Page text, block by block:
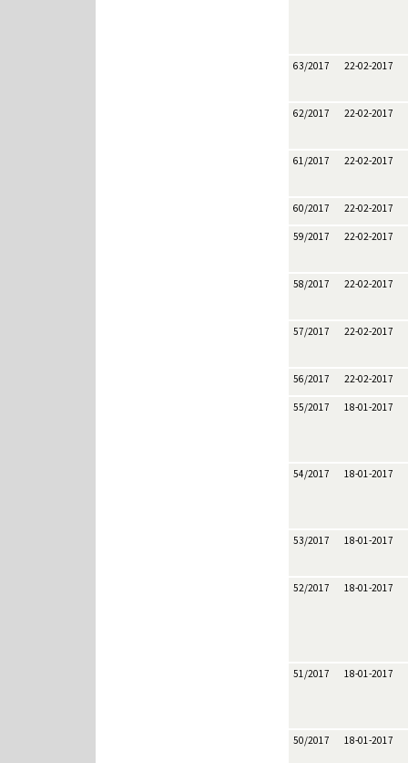
63/2017 22-02-2017
62/2017 22-02-2017
61/2017 22-02-2017
60/2017 22-02-2017
59/2017 22-02-2017
58/2017 22-02-2017
57/2017 22-02-2017
56/2017 22-02-2017
55/2017 18-01-2017
54/2017 18-01-2017
53/2017 18-01-2017
52/2017 18-01-2017
51/2017 18-01-2017
50/2017 18-01-2017